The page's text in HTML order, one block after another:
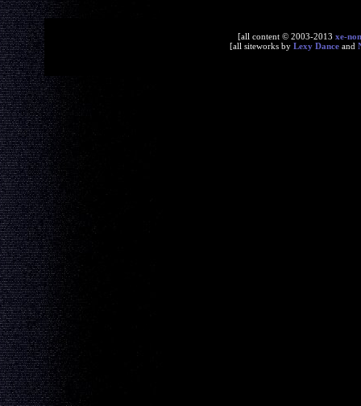
[all content © 2003-2013 xe-
[all siteworks by Lexy Dance and